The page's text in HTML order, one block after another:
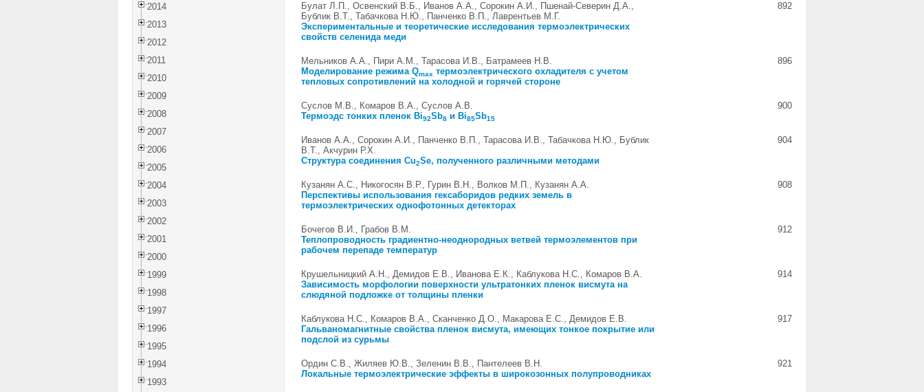
2014
2013
2012
2011
2010
2009
2008
2007
2006
2005
2004
2003
2002
2001
2000
1999
1998
1997
1996
1995
1994
1993
Булат Л.П., Освенский В.Б., Иванов А.А., Сорокин А.И., Пшенай-Северин Д.А.,
Бублик В.Т., Табачкова Н.Ю., Панченко В.П., Лаврентьев М.Г.
Экспериментальные и теоретические исследования термоэлектрических
свойств селенида меди
892
Мельников А.А., Пири А.М., Тарасова И.В., Батрамеев Н.В.
Моделирование режима Qmax термоэлектрического охладителя с учетом
тепловых сопротивлений на холодной и горячей стороне
896
Суслов М.В., Комаров В.А., Суслов А.В.
Термоэдс тонких пленок Bi92Sb8 и Bi85Sb15
900
Иванов А.А., Сорокин А.И., Панченко В.П., Тарасова И.В., Табачкова Н.Ю., Бублик
В.Т., Акчурин Р.Х.
Структура соединения Сu2Se, полученного различными методами
904
Кузанян А.С., Никогосян В.Р., Гурин В.Н., Волков М.П., Кузанян А.А.
Перспективы использования гексаборидов редких земель в
термоэлектрических однофотонных детекторах
908
Бочегов В.И., Грабов В.М.
Теплопроводность градиентно-неоднородных ветвей термоэлементов при
рабочем перепаде температур
912
Крушельницкий А.Н., Демидов Е.В., Иванова Е.К., Каблукова Н.С., Комаров В.А.
Зависимость морфологии поверхности ультратонких пленок висмута на
слюдяной подложке от толщины пленки
914
Каблукова Н.С., Комаров В.А., Сканченко Д.О., Макарова Е.С., Демидов Е.В.
Гальваномагнитные свойства пленок висмута, имеющих тонкое покрытие или
подслой из сурьмы
917
Ордин С.В., Жиляев Ю.В., Зеленин В.В., Пантелеев В.Н.
Локальные термоэлектрические эффекты в широкозонных полупроводниках
921